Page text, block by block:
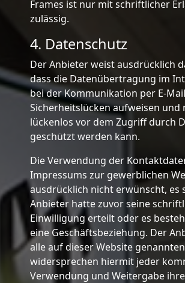
Frames ist nur mit schriftlicher
zulässig.
4. Datenschutz
Der Anbieter weist ausdrücklich
dass die Datenübertragung im
bei der Kommunikation per E-
Sicherheitslücken aufweisen und
lückenlos vor dem Zugriff durch
geschützt werden kann.
Die Verwendung der
Impressums zur gewerblichen
ausdrücklich nicht erwünscht, es
Anbieter hatte zuvor seine
Einwilligung erteilt oder es
eine Geschäftsbeziehung. Der
alle auf dieser Website
widersprechen hiermit jeder
Verwendung und Weitergabe